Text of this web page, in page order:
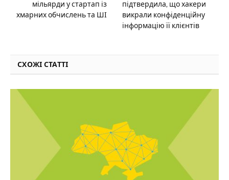
мільярди у стартап із
хмарних обчислень та ШІ
підтвердила, що хакери
викрали конфіденційну
інформацію її клієнтів
СХОЖІ СТАТТІ